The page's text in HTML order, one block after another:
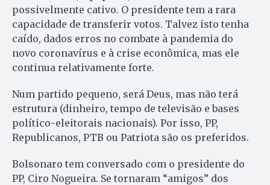
possivelmente cativo. O presidente tem a rara
capacidade de transferir votos. Talvez isto tenha
caído, dados erros no combate à pandemia do
novo coronavírus e à crise econômica, mas ele
continua relativamente forte.
Num partido pequeno, será Deus, mas não terá
estrutura (dinheiro, tempo de televisão e bases
político-eleitorais nacionais). Por isso, PP,
Republicanos, PTB ou Patriota são os preferidos.
Bolsonaro tem conversado com o presidente do
PP, Ciro Nogueira. Se tornaram “amigos” dos